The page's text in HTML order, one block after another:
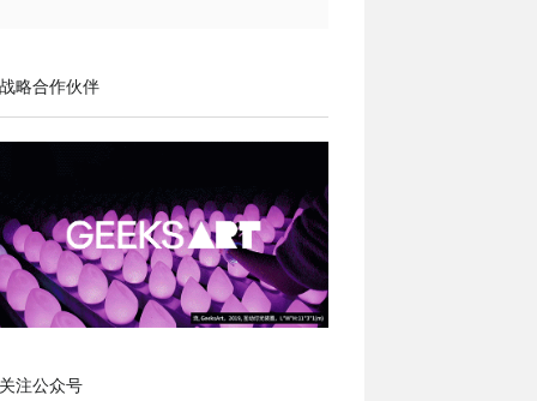
略合作伙伴
注公众号